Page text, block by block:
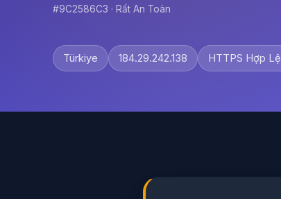
#9C2586C3 · Rất An Toàn
Türkiye 184.29.242.138 HTTPS Hợp Lệ